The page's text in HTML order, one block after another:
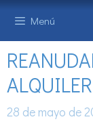
Saltar
contenido
Menú
28 de mayo de